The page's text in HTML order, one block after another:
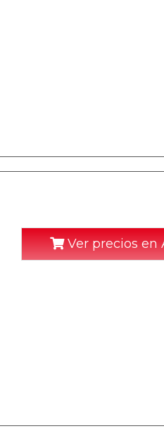
Ver precios en